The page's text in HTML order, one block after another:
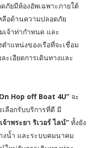
ภัยมีห้องอัพเฉพาะภายใต้
ลือด้านความปลอดภัย
เจ้าท่ากำหนด และ
ำแหน่งของเรือที่จะเชื่อม
ะเอียดการเดินทางและ
Hop off Boat 4U” จะ
ลือกรับบริการที่ดี มี
จ้าพระยา ริเวอร์ ไลน์” ทั้งยัง
งน้ำ และระบบคมนาคม